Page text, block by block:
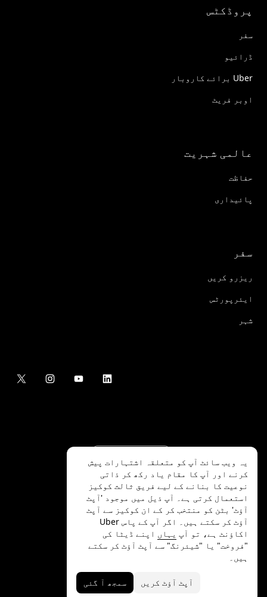
پروڈکٹس
سفر
ڈرائیو
Uber برائے کاروبار
اوبر فریٹ
عالمی شہریت
حفاظت
پائیداری
سفر
ریزرو کریں
ایئرپورٹس
شہر
©
2026
.Uber Technologies Inc
شرائط
یہ ویب سائٹ آپ کو متعلقہ اشتہارات پیش
کرنے اور آپ کا مقام یاد رکھ کر ذاتی
نوعیت کا بنانے کے لیے فریق ثالث کوکیز
استعمال کرتی ہے۔ آپ ذیل میں موجود 'آپٹ
آؤٹ' بٹن کو منتخب کر کے ان کوکیز سے آپٹ
آؤٹ کر سکتے ہیں۔ اگر آپ کے پاس Uber
اکاؤنٹ ہے، تو آپ یہاں اپنے ڈیٹا کی
"فروخت" یا "شیئرنگ" سے آپٹ آؤٹ کر سکتے
ہیں۔
آپٹ آؤٹ کریں سمجھ آ گئی